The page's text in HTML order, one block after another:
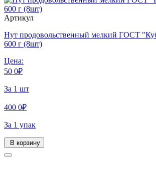
Артикул
Нут продовольственный мелкий ГОСТ
600 г (8шт)
Цена:
50 0₽
За 1 шт
400 0₽
За 1 упак
В корзину